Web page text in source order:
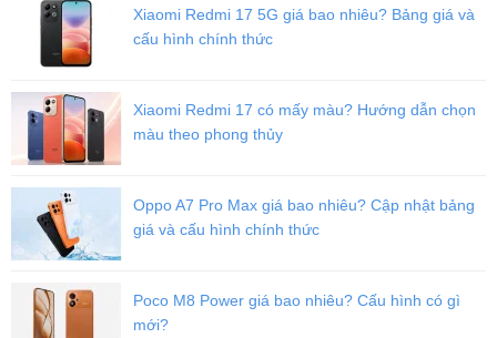
Bảng so sánh thông số kỹ thuật giữa 14 Pro Max và 13 Pro Max
Kích thước 160.7 x 77.6 x 7.9 mm
Trọng lượng
Màu sắc Đen, Tím, Bạc, Vàng
Đen, Xanh dương, Bạc,
Màn hình
OLED Retina 6.7 inch
OLED Retina 6.7 inch
Xiaomi Redmi 17 5G giá bao nhiêu? Bảng giá và
cấu hình chính thức
Xiaomi Redmi 17 có mấy màu? Hướng dẫn chọn
màu theo phong thủy
Oppo A7 Pro Max giá bao nhiêu? Cập nhật bảng
giá và cấu hình chính thức
Poco M8 Power giá bao nhiêu? Cấu hình có gì
mới?